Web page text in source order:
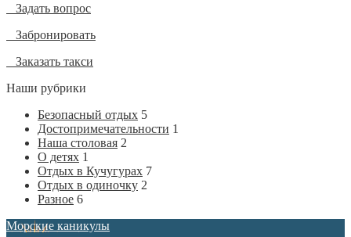
Задать вопрос
Забронировать
Заказать такси
Наши рубрики
Безопасный отдых 5
Достопримечательности 1
Наша столовая 2
О детях 1
Отдых в Кучугурах 7
Отдых в одиночку 2
Разное 6
Морские каникулы